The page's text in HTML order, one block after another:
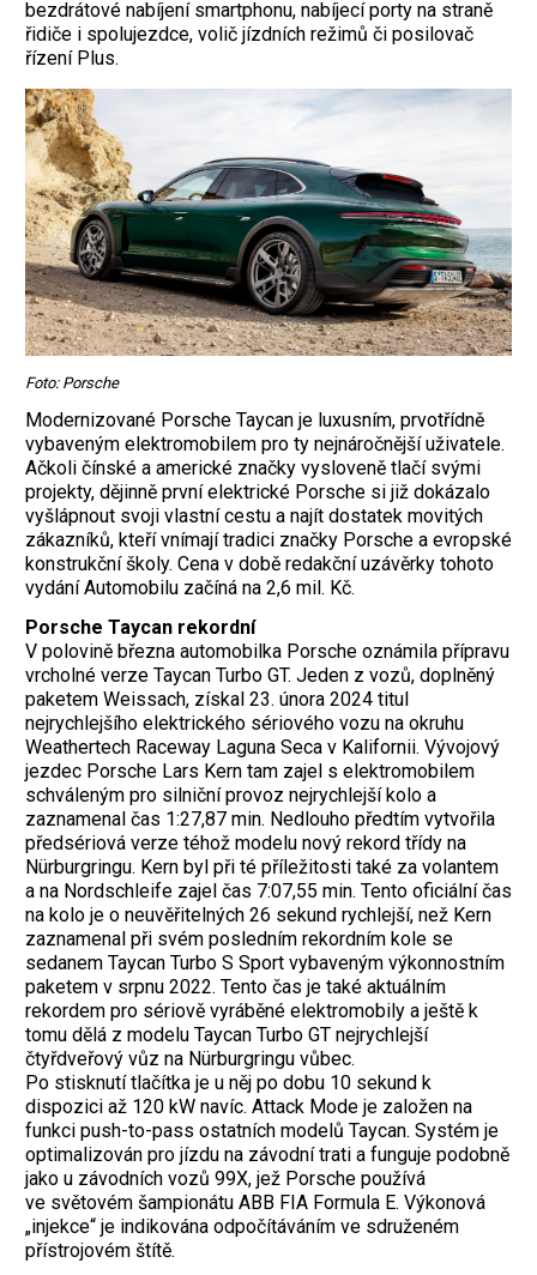
bezdrátové nabíjení smartphonu, nabíjecí porty na straně
řidiče i spolujezdce, volič jízdních režimů či posilovač
řízení Plus.
Foto: Porsche
Modernizované Porsche Taycan je luxusním, prvotřídně
vybaveným elektromobilem pro ty nejnáročnější uživatele.
Ačkoli čínské a americké značky vysloveně tlačí svými
projekty, dějinně první elektrické Porsche si již dokázalo
vyšlápnout svoji vlastní cestu a najít dostatek movitých
zákazníků, kteří vnímají tradici značky Porsche a evropské
konstrukční školy. Cena v době redakční uzávěrky tohoto
vydání Automobilu začíná na 2,6 mil. Kč.
Porsche Taycan rekordní
V polovině března automobilka Porsche oznámila přípravu
vrcholné verze Taycan Turbo GT. Jeden z vozů, doplněný
paketem Weissach, získal 23. února 2024 titul
nejrychlejšího elektrického sériového vozu na okruhu
Weathertech Raceway Laguna Seca v Kalifornii. Vývojový
jezdec Porsche Lars Kern tam zajel s elektromobilem
schváleným pro silniční provoz nejrychlejší kolo a
zaznamenal čas 1:27,87 min. Nedlouho předtím vytvořila
předsériová verze téhož modelu nový rekord třídy na
Nürburgringu. Kern byl při té příležitosti také za volantem
a na Nordschleife zajel čas 7:07,55 min. Tento oficiální čas
na kolo je o neuvěřitelných 26 sekund rychlejší, než Kern
zaznamenal při svém posledním rekordním kole se
sedanem Taycan Turbo S Sport vybaveným výkonnostním
paketem v srpnu 2022. Tento čas je také aktuálním
rekordem pro sériově vyráběné elektromobily a ještě k
tomu dělá z modelu Taycan Turbo GT nejrychlejší
čtyřdveřový vůz na Nürburgringu vůbec.
Po stisknutí tlačítka je u něj po dobu 10 sekund k
dispozici až 120 kW navíc. Attack Mode je založen na
funkci push-to-pass ostatních modelů Taycan. Systém je
optimalizován pro jízdu na závodní trati a funguje podobně
jako u závodních vozů 99X, jež Porsche používá
ve světovém šampionátu ABB FIA Formula E. Výkonová
„injekce“ je indikována odpočítáváním ve sdruženém
přístrojovém štítě.